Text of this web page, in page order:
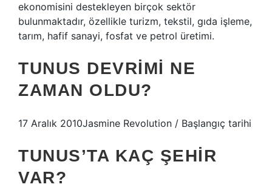
ekonomisini destekleyen birçok sektör
bulunmaktadır, özellikle turizm, tekstil, gıda işleme,
tarım, hafif sanayi, fosfat ve petrol üretimi.
TUNUS DEVRIMI NE
ZAMAN OLDU?
17 Aralık 2010Jasmine Revolution / Başlangıç ​​tarihi
TUNUS’TA KAÇ ŞEHIR
VAR?